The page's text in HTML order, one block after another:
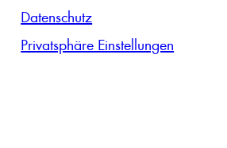
Datenschutz
Privatsphäre Einstellungen